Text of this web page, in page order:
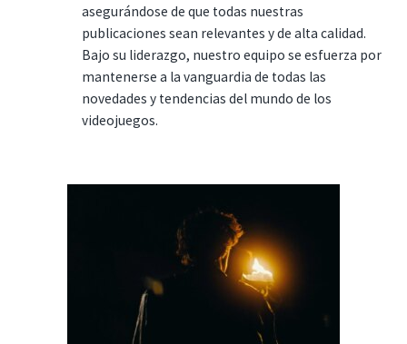
asegurándose de que todas nuestras
publicaciones sean relevantes y de alta calidad.
Bajo su liderazgo, nuestro equipo se esfuerza por
mantenerse a la vanguardia de todas las
novedades y tendencias del mundo de los
videojuegos.